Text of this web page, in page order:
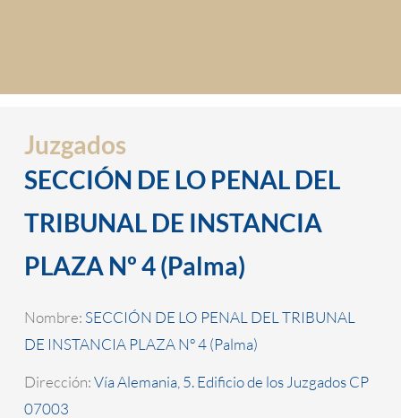
Juzgados
SECCIÓN DE LO PENAL DEL
TRIBUNAL DE INSTANCIA
PLAZA Nº 4 (Palma)
Nombre: SECCIÓN DE LO PENAL DEL TRIBUNAL
DE INSTANCIA PLAZA Nº 4 (Palma)
Dirección:Vía Alemania, 5. Edificio de los Juzgados CP
07003